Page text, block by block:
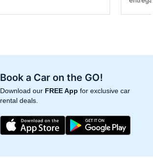
Book a Car on the GO!
Download our FREE App for exclusive car
rental deals.